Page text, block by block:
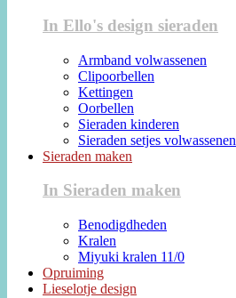
In Ello's design sieraden
Armband volwassenen
Clipoorbellen
Kettingen
Oorbellen
Sieraden kinderen
Sieraden setjes volwassenen
Sieraden maken
In Sieraden maken
Benodigdheden
Kralen
Miyuki kralen 11/0
Opruiming
Lieselotje design